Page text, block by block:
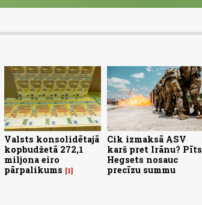
Valsts konsolidētajā
kopbudžetā 272,1
miljona eiro
pārpalikums
1
Cik izmaksā ASV
karš pret Irānu? Pīts
Hegsets nosauc
precīzu summu